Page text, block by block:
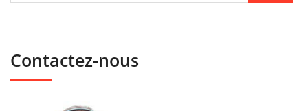
Contactez-nous